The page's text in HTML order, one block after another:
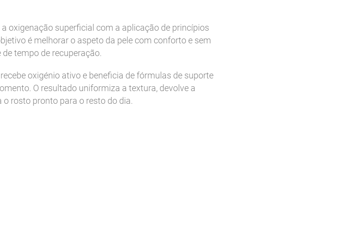
oxigenação superficial com a aplicação de princípios
é melhorar o aspeto da pele com conforto e sem
de tempo de recuperação.
oxigénio ativo e beneficia de fórmulas de suporte
O resultado uniformiza a textura, devolve a
o rosto pronto para o resto do dia.